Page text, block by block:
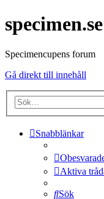
specimen.se
Specimencupens forum
Gå direkt till innehåll
Snabblänkar
Aktiva
Sök